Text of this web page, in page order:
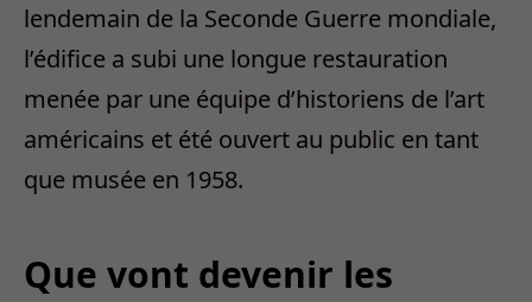
lendemain de la Seconde Guerre mondiale,
l’édifice a subi une longue restauration
menée par une équipe d’historiens de l’art
américains et été ouvert au public en tant
que musée en 1958.
Que vont devenir les